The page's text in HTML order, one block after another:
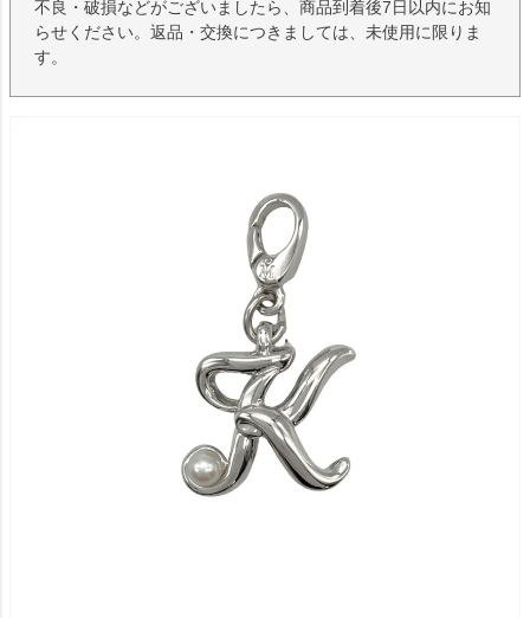
不良・破損などがございましたら、商品到着後7日以内にお知
らせください。返品・交換につきましては、未使用に限りま
す。